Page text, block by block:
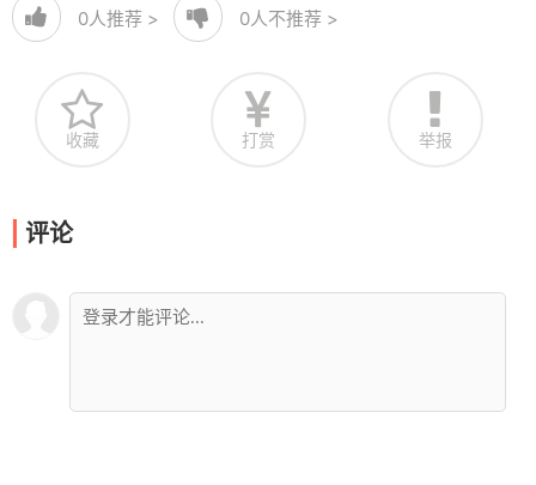
0人推荐 > 0人不推荐 >
收藏 打赏 举报
评论